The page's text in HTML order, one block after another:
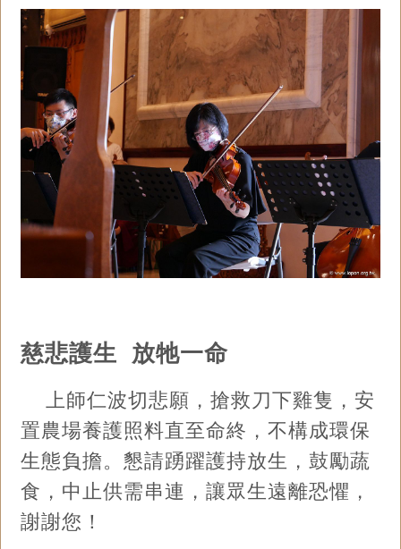
慈悲護生 放牠一命
上師仁波切悲願，搶救刀下雞隻，安
置農場養護照料直至命終，不構成環保
生態負擔。懇請踴躍護持放生，鼓勵蔬
食，中止供需串連，讓眾生遠離恐懼，
謝謝您！